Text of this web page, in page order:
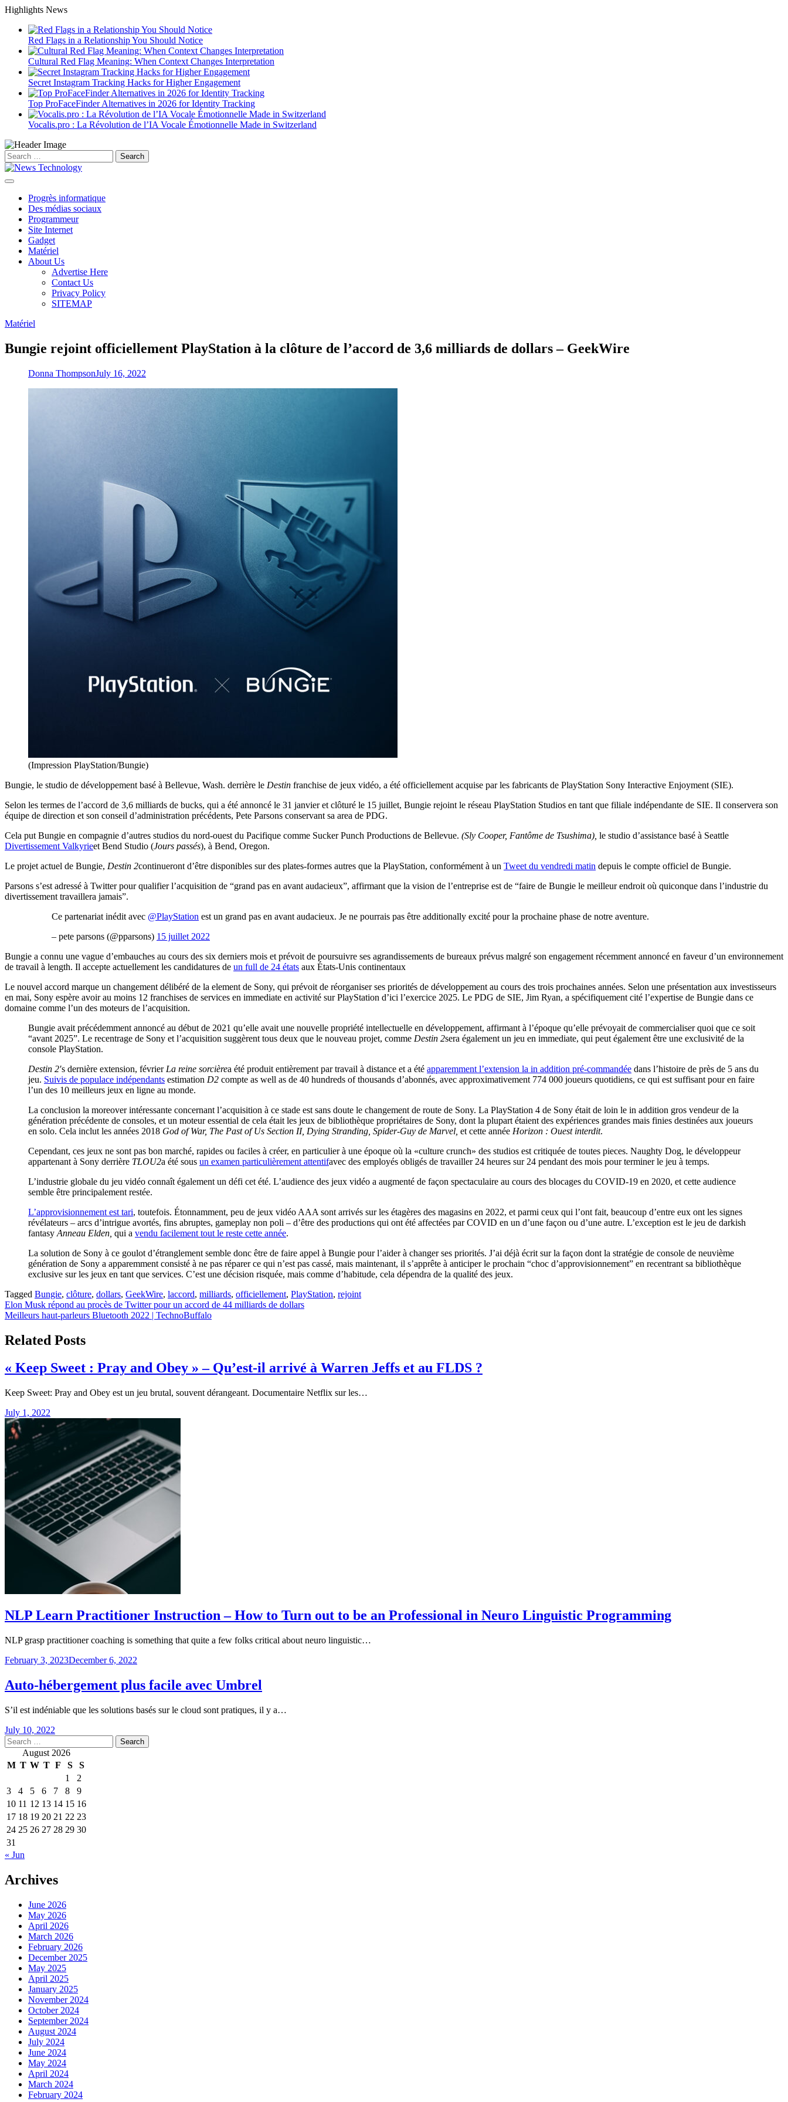
Skip
content
Highlights News
Red Flags in a Relationship You Should Notice
Cultural Red Flag Meaning: When Context Changes Interpretation
Secret Instagram Tracking Hacks for Higher Engagement
Top ProFaceFinder Alternatives in 2026 for Identity Tracking
Vocalis.pro : La Révolution de l’IA Vocale Émotionnelle Made in Switzerland
Search
for:
Progrès informatique
Des médias sociaux
Programmeur
Site Internet
Gadget
Matériel
About Us
Advertise Here
Contact Us
Privacy Policy
SITEMAP
Matériel
Bungie rejoint officiellement PlayStation à la clôture de l’accord de 3,6 milliards de dollars – GeekWire
Donna ThompsonJuly 16, 2022
(Impression PlayStation/Bungie)
Bungie, le studio de développement basé à Bellevue, Wash. derrière le Destin franchise de jeux vidéo, a été officiellement acquise par les fabricants de PlayStation Sony Interactive Enjoyment (SIE).
Selon les termes de l’accord de 3,6 milliards de bucks, qui a été annoncé le 31 janvier et clôturé le 15 juillet, Bungie rejoint le réseau PlayStation Studios en tant que filiale indépendante de SIE. Il conservera son
équipe de direction et son conseil d’administration précédents, Pete Parsons conservant sa area de PDG.
Cela put Bungie en compagnie d’autres studios du nord-ouest du Pacifique comme Sucker Punch Productions de Bellevue. (Sly Cooper, Fantôme de Tsushima), le studio d’assistance basé à Seattle
Divertissement Valkyrieet Bend Studio (Jours passés), à Bend, Oregon.
Le projet actuel de Bungie, Destin 2continueront d’être disponibles sur des plates-formes autres que la PlayStation, conformément à un Tweet du vendredi matin depuis le compte officiel de Bungie.
Parsons s’est adressé à Twitter pour qualifier l’acquisition de “grand pas en avant audacieux”, affirmant que la vision de l’entreprise est de “faire de Bungie le meilleur endroit où quiconque dans l’industrie du
divertissement travaillera jamais”.
Ce partenariat inédit avec @PlayStation est un grand pas en avant audacieux. Je ne pourrais pas être additionally excité pour la prochaine phase de notre aventure.
– pete parsons (@pparsons) 15 juillet 2022
Bungie a connu une vague d’embauches au cours des six derniers mois et prévoit de poursuivre ses agrandissements de bureaux prévus malgré son engagement récemment annoncé en faveur d’un environnement
de travail à length. Il accepte actuellement les candidatures de un full de 24 états aux États-Unis continentaux
Le nouvel accord marque un changement délibéré de la element de Sony, qui prévoit de réorganiser ses priorités de développement au cours des trois prochaines années. Selon une présentation aux investisseurs
en mai, Sony espère avoir au moins 12 franchises de services en immediate en activité sur PlayStation d’ici l’exercice 2025. Le PDG de SIE, Jim Ryan, a spécifiquement cité l’expertise de Bungie dans ce
domaine comme l’un des moteurs de l’acquisition.
Bungie avait précédemment annoncé au début de 2021 qu’elle avait une nouvelle propriété intellectuelle en développement, affirmant à l’époque qu’elle prévoyait de commercialiser quoi que ce soit
“avant 2025”. Le recentrage de Sony et l’acquisition suggèrent tous deux que le nouveau projet, comme Destin 2sera également un jeu en immediate, qui peut également être une exclusivité de la
console PlayStation.
Destin 2′s dernière extension, février La reine sorcièrea été produit entièrement par travail à distance et a été apparemment l’extension la in addition pré-commandée dans l’histoire de près de 5 ans du
jeu. Suivis de populace indépendants estimation D2 compte as well as de 40 hundreds of thousands d’abonnés, avec approximativement 774 000 joueurs quotidiens, ce qui est suffisant pour en faire
l’un des 10 meilleurs jeux en ligne au monde.
La conclusion la moreover intéressante concernant l’acquisition à ce stade est sans doute le changement de route de Sony. La PlayStation 4 de Sony était de loin le in addition gros vendeur de la
génération précédente de consoles, et un moteur essential de cela était les jeux de bibliothèque propriétaires de Sony, dont la plupart étaient des expériences grandes mais finies destinées aux joueurs
en solo. Cela inclut les années 2018 God of War, The Past of Us Section II, Dying Stranding, Spider-Guy de Marvel, et cette année Horizon : Ouest interdit.
Cependant, ces jeux ne sont pas bon marché, rapides ou faciles à créer, en particulier à une époque où la «culture crunch» des studios est critiquée de toutes pieces. Naughty Dog, le développeur
appartenant à Sony derrière TLOU2a été sous un examen particulièrement attentifavec des employés obligés de travailler 24 heures sur 24 pendant des mois pour terminer le jeu à temps.
L’industrie globale du jeu vidéo connaît également un défi cet été. L’audience des jeux vidéo a augmenté de façon spectaculaire au cours des blocages du COVID-19 en 2020, et cette audience
semble être principalement restée.
L’approvisionnement est tari, toutefois. Étonnamment, peu de jeux vidéo AAA sont arrivés sur les étagères des magasins en 2022, et parmi ceux qui l’ont fait, beaucoup d’entre eux ont les signes
révélateurs – arcs d’intrigue avortés, fins abruptes, gameplay non poli – d’être des productions qui ont été affectées par COVID en un d’une façon ou d’une autre. L’exception est le jeu de darkish
fantasy Anneau Elden, qui a vendu facilement tout le reste cette année.
La solution de Sony à ce goulot d’étranglement semble donc être de faire appel à Bungie pour l’aider à changer ses priorités. J’ai déjà écrit sur la façon dont la stratégie de console de neuvième
génération de Sony a apparemment consisté à ne pas réparer ce qui n’est pas cassé, mais maintenant, il s’apprête à anticiper le prochain “choc d’approvisionnement” en recentrant sa bibliothèque
exclusive sur les jeux en tant que services. C’est une décision risquée, mais comme d’habitude, cela dépendra de la qualité des jeux.
Tagged Bungie, clôture, dollars, GeekWire, laccord, milliards, officiellement, PlayStation, rejoint
Post
navigation
Elon Musk répond au procès de Twitter pour un accord de 44 milliards de dollars
Meilleurs haut-parleurs Bluetooth 2022 | TechnoBuffalo
Related Posts
« Keep Sweet : Pray and Obey » – Qu’est-il arrivé à Warren Jeffs et au FLDS ?
Keep Sweet: Pray and Obey est un jeu brutal, souvent dérangeant. Documentaire Netflix sur les…
July 1, 2022
NLP Learn Practitioner Instruction – How to Turn out to be an Professional in Neuro Linguistic Programming
NLP grasp practitioner coaching is something that quite a few folks critical about neuro linguistic…
February 3, 2023December 6, 2022
Auto-hébergement plus facile avec Umbrel
S’il est indéniable que les solutions basés sur le cloud sont pratiques, il y a…
July 10, 2022
Search
for: August 2026
M T W T F S
S
1
2
3
4 5 6 7 8
9
10 11 12 13 14 15 16
17 18 19 20 21 22 23
24 25 26 27 28 29 30
31
« Jun
Archives
June 2026
May 2026
April 2026
March 2026
February 2026
December 2025
May 2025
April 2025
January 2025
November 2024
October 2024
September 2024
August 2024
July 2024
June 2024
May 2024
April 2024
March 2024
February 2024